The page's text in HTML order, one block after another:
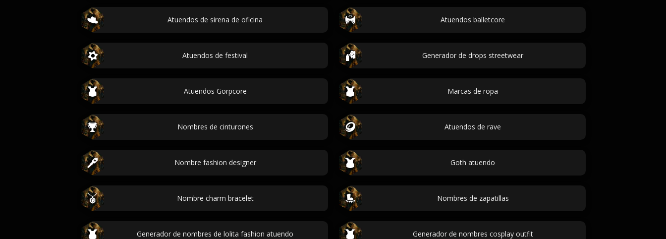
Atuendos de sirena de oficina Atuendos balletcore
Atuendos de festival Generador de drops streetwear
Atuendos Gorpcore Marcas de ropa
Nombres de cinturones Atuendos de rave
Nombre fashion designer Goth atuendo
Nombre charm bracelet Nombres de zapatillas
Generador de nombres de lolita fashion atuendo Generador de nombres cosplay outfit